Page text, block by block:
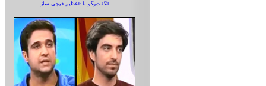
گفت‌وگو با «عظیم قیچی ساز»